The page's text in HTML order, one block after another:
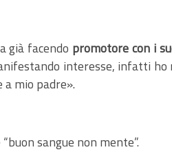
già facendo promotore con i
interesse, infatti ho
mio padre».
sangue non mente”.